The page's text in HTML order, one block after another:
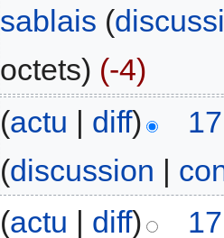
sablais (
octets) (-4)
(actu | diff)
(discussion |
(actu | diff)